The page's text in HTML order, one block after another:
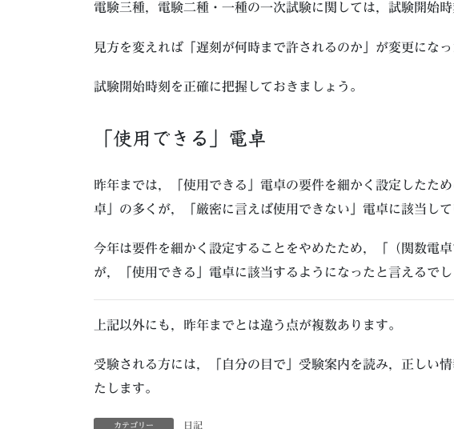
電験三種，電験二種・一種の一次試験に関しては，試験開始
見方を変えれば「遅刻が何時まで許されるのか」が変更になっ
試験開始時刻を正確に把握しておきましょう。
「使用できる」電卓
昨年までは，「使用できる」電卓の要件を細かく設定したた
卓」の多くが，「厳密に言えば使用できない」電卓に該当して
今年は要件を細かく設定することをやめたため，「（関数電
が，「使用できる」電卓に該当するようになったと言えるでし
上記以外にも，昨年までとは違う点が複数あります。
受験される方には，「自分の目で」受験案内を読み，正しい
たします。
カテゴリー 日記